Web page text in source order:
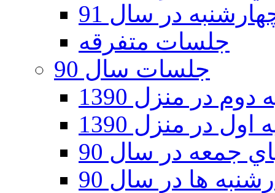
در سال 91
جلسات متفرقه
جلسات سال 90
در منزل 1390
در منزل 1390
جمعه در سال 90
ها در سال 90